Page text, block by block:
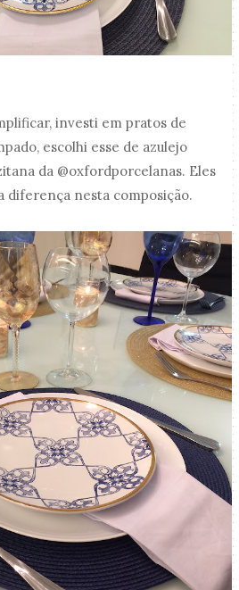
investi em pratos de
escolhi esse de azulejo
da @oxfordporcelanas. Eles
diferença nesta composição.